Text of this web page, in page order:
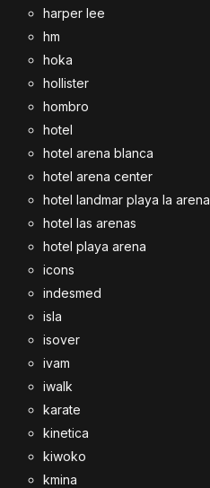
harper lee
hm
hoka
hollister
hombro
hotel
hotel arena blanca
hotel arena center
hotel landmar playa la arena
hotel las arenas
hotel playa arena
icons
indesmed
isla
isover
ivam
iwalk
karate
kinetica
kiwoko
kmina